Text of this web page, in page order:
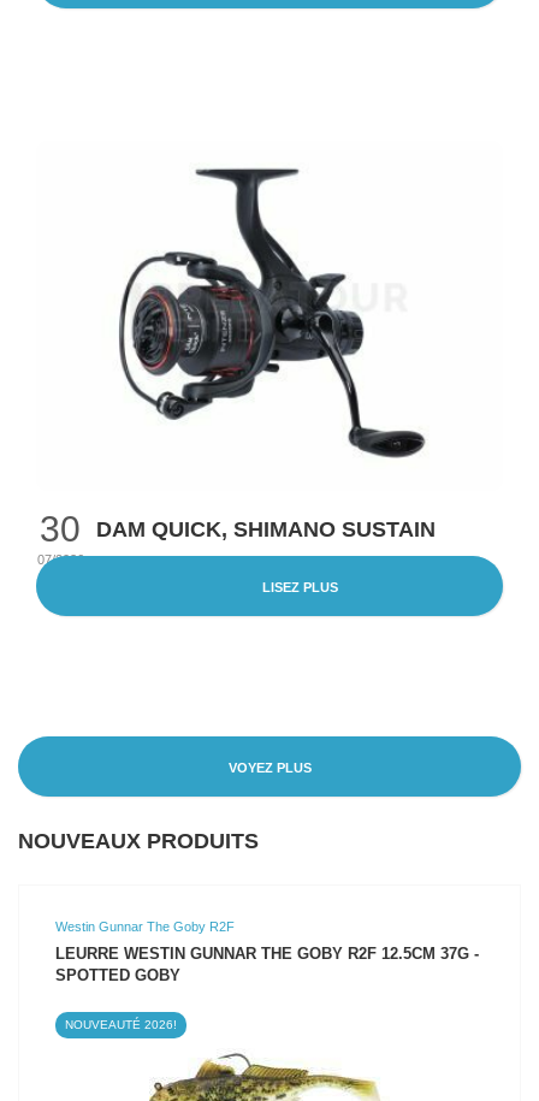
30
07/2026
DAM QUICK, SHIMANO SUSTAIN
LISEZ PLUS
VOYEZ PLUS
NOUVEAUX PRODUITS
Westin Gunnar The Goby R2F
LEURRE WESTIN GUNNAR THE GOBY R2F 12.5CM 37G -
SPOTTED GOBY
NOUVEAUTÉ 2026!